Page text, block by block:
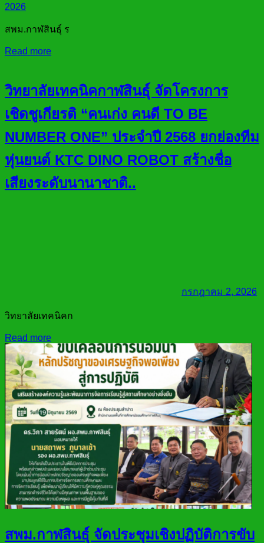
2026
สพม.กาฬสินธุ์ ร
Read more
วิทยาลัยเทคนิคกาฬสินธุ์ จัดโครงการ
เชิดชูเกียรติ “คนเก่ง คนดี TO BE
NUMBER ONE” ประจำปี 2568 ยกย่องทีม
หุ่นยนต์ KTC DINO ROBOT สร้างชื่อ
เสียงระดับนานาชาติ..
กรกฎาคม 2, 2026
วิทยาลัยเทคนิคก
Read more
สพม.กาฬสินธุ์ จัดประชุมเชิงปฏิบัติการขับ